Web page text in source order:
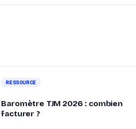
RESSOURCE
Baromètre TJM 2026 : combien
facturer ?